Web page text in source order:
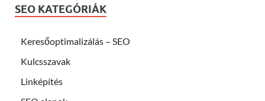
SEO KATEGÓRIÁK
Keresőoptimalizálás – SEO
Kulcsszavak
Linképítés